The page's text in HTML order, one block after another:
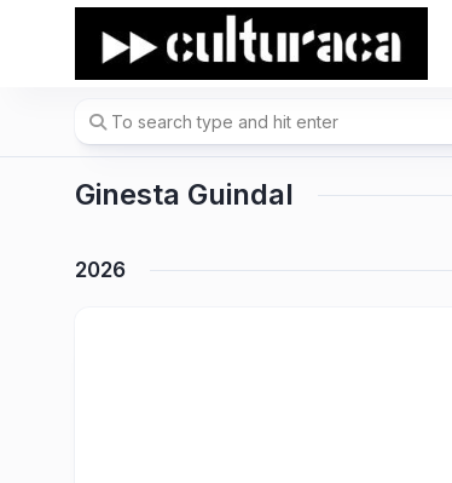
Ginesta Guindal
2026